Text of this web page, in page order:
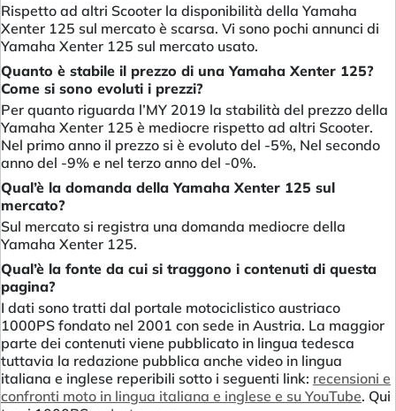
Rispetto ad altri Scooter la disponibilità della Yamaha
Xenter 125 sul mercato è scarsa. Vi sono pochi annunci di
Yamaha Xenter 125 sul mercato usato.
Quanto è stabile il prezzo di una Yamaha Xenter 125?
Come si sono evoluti i prezzi?
Per quanto riguarda l’MY 2019 la stabilità del prezzo della
Yamaha Xenter 125 è mediocre rispetto ad altri Scooter.
Nel primo anno il prezzo si è evoluto del -5%, Nel secondo
anno del -9% e nel terzo anno del -0%.
Qual’è la domanda della Yamaha Xenter 125 sul
mercato?
Sul mercato si registra una domanda mediocre della
Yamaha Xenter 125.
Qual’è la fonte da cui si traggono i contenuti di questa
pagina?
I dati sono tratti dal portale motociclistico austriaco
1000PS fondato nel 2001 con sede in Austria. La maggior
parte dei contenuti viene pubblicato in lingua tedesca
tuttavia la redazione pubblica anche video in lingua
italiana e inglese reperibili sotto i seguenti link: recensioni e
confronti moto in lingua italiana e inglese e su YouTube. Qui